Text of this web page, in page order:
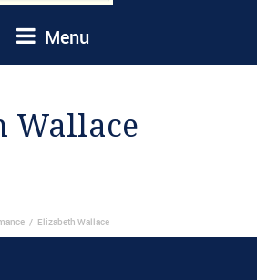
Menu
Wallace
/ Elizabeth Wallace